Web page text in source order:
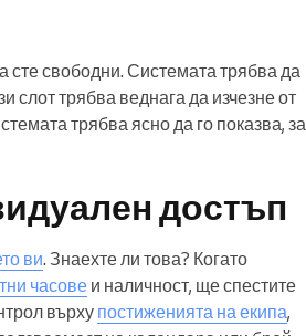
сте свободни. Системата трябва да
слот трябва веднага да изчезне от
трябва ясно да го показва, за
достъп
ви. Знаехте ли това? Когато
часовеи наличност, ще спестите
върху постиженията на екипа,